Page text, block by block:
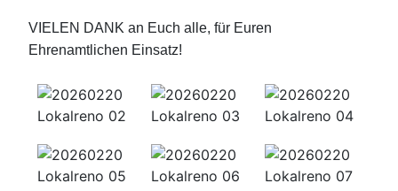
VIELEN DANK an Euch alle, für Euren
Ehrenamtlichen Einsatz!